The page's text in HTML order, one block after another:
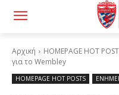
Αρχική HOMEPAGE HOT
για το Wembley
HOMEPAGE HOT POSTS